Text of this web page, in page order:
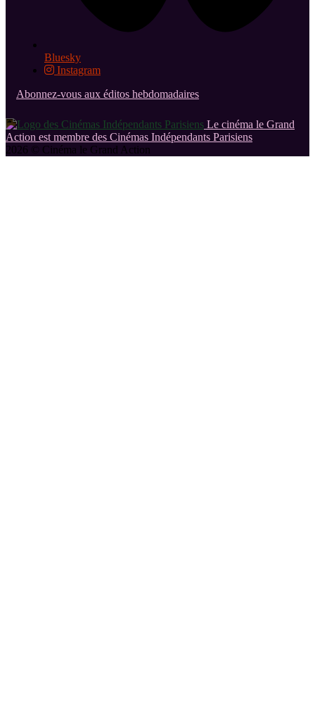
Bluesky
Instagram
Abonnez-vous aux éditos hebdomadaires
Le cinéma le Grand
Action est membre des Cinémas Indépendants Parisiens
2026 © Cinéma le Grand Action